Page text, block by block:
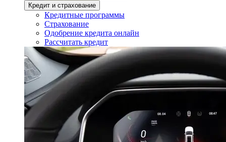
Кредит и страхование
Кредитные программы
Страхование
Одобрение кредита онлайн
Рассчитать кредит